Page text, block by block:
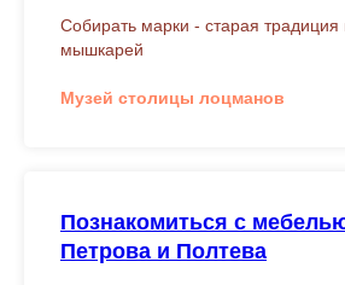
Собирать марки - старая традиция
мышкарей
Музей столицы лоцманов
Познакомиться с
Петрова и Полтева